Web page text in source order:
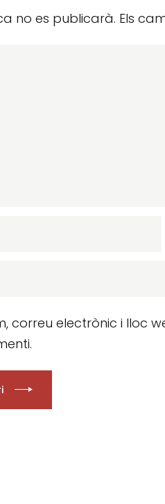
no es publicarà. Els
correu electrònic i lloc